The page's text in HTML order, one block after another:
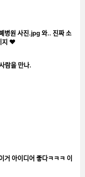
폐병원 사진.jpg 와.. 진짜 소
❤️
만나.
아이디어 좋다ㅋㅋㅋ 이